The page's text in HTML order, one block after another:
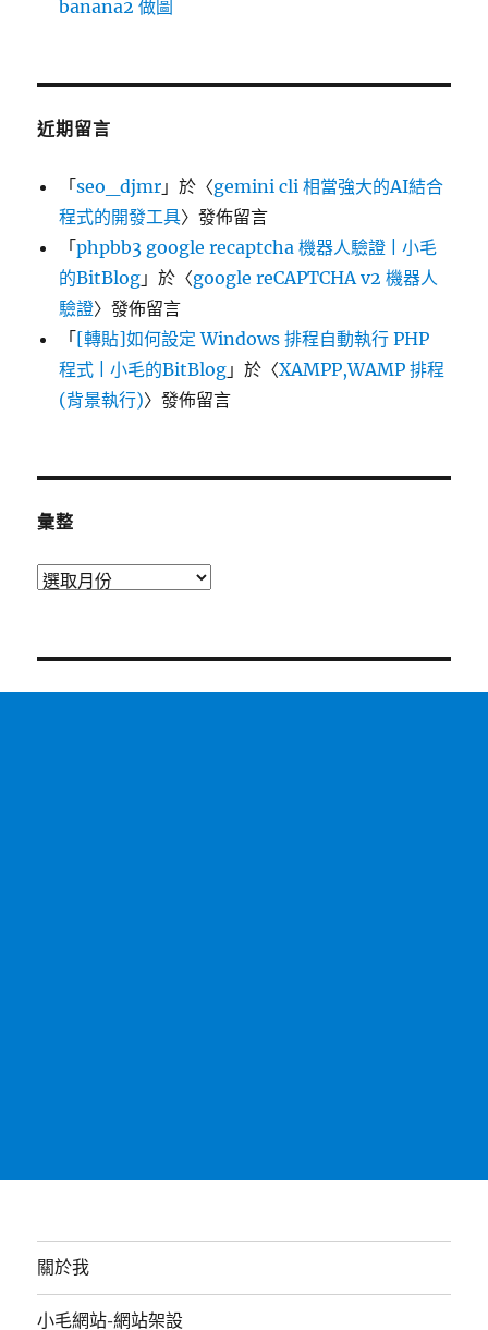
banana2 做圖
近期留言
「seo_djmr 」於〈gemini cli 相當強大的AI結合
程式的開發工具〉發佈留言
「phpbb3 google recaptcha 機器人驗證 | 小毛
的BitBlog 」於〈google reCAPTCHA v2 機器人
驗證〉發佈留言
「[轉貼]如何設定 Windows 排程自動執行 PHP
程式 | 小毛的BitBlog 」於〈XAMPP,WAMP 排程
(背景執行)〉發佈留言
彙整
彙
關於我
小毛網站-網站架設